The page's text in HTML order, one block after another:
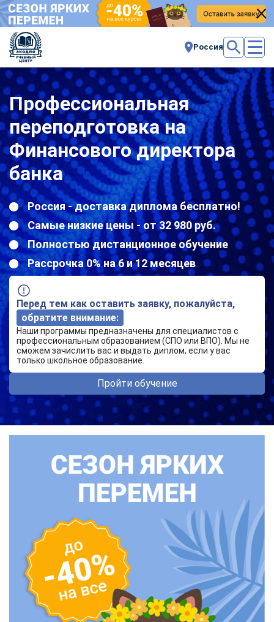
Россия
Профессиональная
переподготовка на
Финансового директора
банка
Россия - доставка диплома бесплатно!
Самые низкие цены - от 32 980 руб.
Полностью дистанционное обучение
Рассрочка 0% на 6 и 12 месяцев
Перед тем как оставить заявку, пожалуйста,
обратите внимание:
Наши программы предназначены для специалистов с
профессиональным образованием (СПО или ВПО). Мы не
сможем зачислить вас и выдать диплом, если у вас
только школьное образование.
Пройти обучение